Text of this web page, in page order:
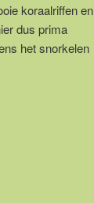
koraalriffen en
dus prima
het snorkelen